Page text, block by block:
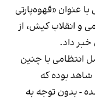
عنوان «قهوه‌پارتی
و انقلاب کیش، از
خبر داد.
انتظامی با چنین
شاهد بوده که
- بدون توجه به